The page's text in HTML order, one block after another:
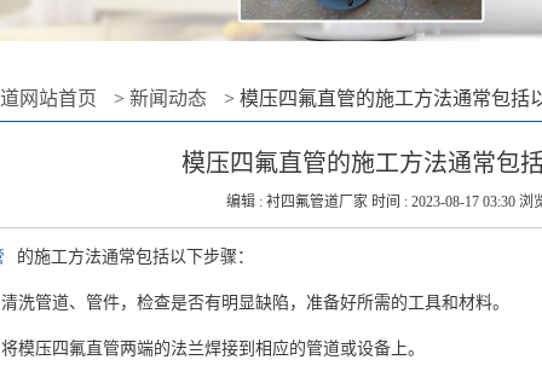
网站首页 > 新闻动态 > 模压四氟直管的施工方法通常包括
模压四氟直管的施工方法通常包
编辑 : 衬四氟管道厂家 时间 : 2023-08-17 03:30 浏
的施工方法通常包括以下步骤：
洗管道、管件，检查是否有明显缺陷，准备好所需的工具和材料。
模压四氟直管两端的法兰焊接到相应的管道或设备上。